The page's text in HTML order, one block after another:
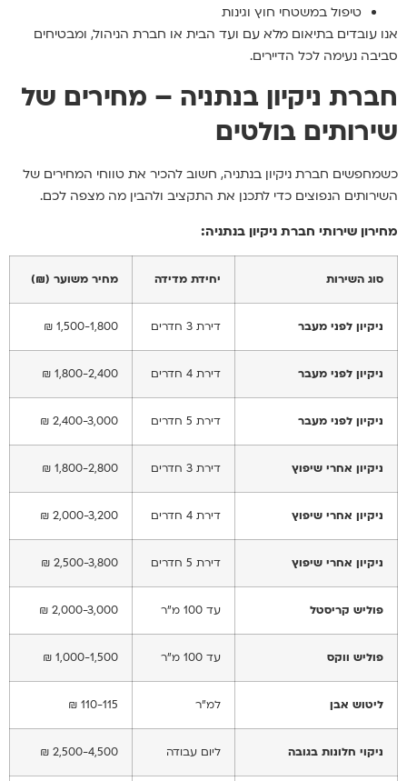
טיפול במשטחי חוץ וגינות
אנו עובדים בתיאום מלא עם ועד הבית או חברת הניהול, ומבטיחים
סביבה נעימה לכל הדיירים.
חברת ניקיון בנתניה – מחירים של
שירותים בולטים
כשמחפשים חברת ניקיון בנתניה, חשוב להכיר את טווחי המחירים של
השירותים הנפוצים כדי לתכנן את התקציב ולהבין מה מצפה לכם.
מחירון שירותי חברת ניקיון בנתניה:
סוג השירות יחידת מדידה מחיר משוער (₪)
ניקיון לפני מעבר דירת 3 חדרים 1,500-1,800 ₪
ניקיון לפני מעבר דירת 4 חדרים 1,800-2,400 ₪
ניקיון לפני מעבר דירת 5 חדרים 2,400-3,000 ₪
ניקיון אחרי שיפוץ דירת 3 חדרים 1,800-2,800 ₪
ניקיון אחרי שיפוץ דירת 4 חדרים 2,000-3,200 ₪
ניקיון אחרי שיפוץ דירת 5 חדרים 2,500-3,800 ₪
פוליש קריסטל עד 100 מ"ר 2,000-3,000 ₪
פוליש ווקס עד 100 מ"ר 1,000-1,500 ₪
ליטוש אבן למ"ר 110-115 ₪
ניקוי חלונות בגובה ליום עבודה 2,500-4,500 ₪